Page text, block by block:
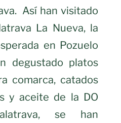
Así han visitado
La Nueva, la
en Pozuelo
degustado platos
comarca, catados
y aceite de la DO
se han